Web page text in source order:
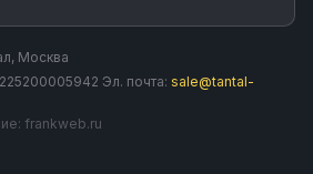
Москва
Эл. почта: sale@tantal-
frankweb.ru